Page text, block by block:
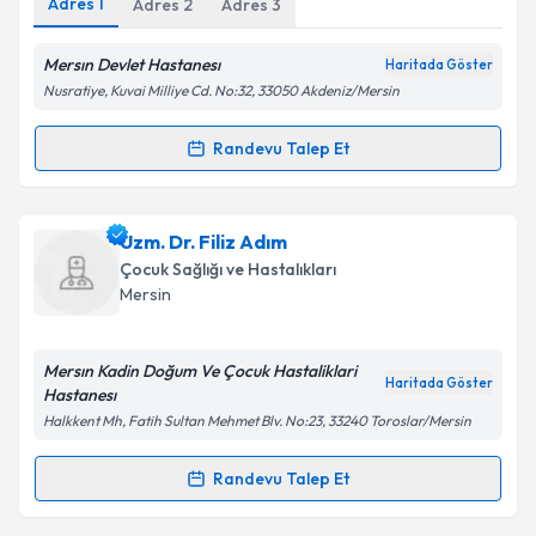
Metni'ni okudum ve kişisel verilerimin belirtilen
kapsamda işlenmesini kabul ediyorum.
Takvim Talebini Gönder
Adres 2 Adres 3
Mersın Devlet Hastanesı Haritada Göster
Nusratiye, Kuvai Milliye Cd. No:32, 33050 Akdeniz/Mersin
Randevu Talep Et
Randevu Takvimi Talebi
Uzm. Dr. Metin Ayık için randevu takvimi talebi
oluşturun. Size bu uzmandan randevu almanız için bir
takvim hazırlandığında e-posta ile bilgilendireceğiz.
Kişisel verilerimin işlenmesine ilişkinAydınlatma
'ni okudum ve kişisel verilerimin belirtilen
kapsamda işlenmesini kabul ediyorum.
Uzm. Dr. Filiz Adım
Çocuk Sağlığı ve Hastalıkları
Mersin
Mersın Kadin Doğum Ve Çocuk Hastaliklari
Hastanesı
Haritada Göster
Halkkent Mh, Fatih Sultan Mehmet Blv. No:23, 33240 Toroslar/Mersin
Randevu Talep Et
Randevu Takvimi Talebi